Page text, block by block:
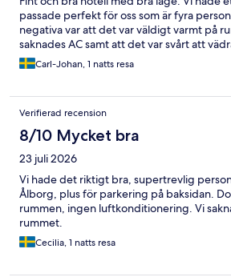
passade perfekt för oss som är fyra
negativa var att det var väldigt varmt på
saknades AC samt att det var svårt att
Carl-Johan, 1 natts resa
Verifierad recension
8/10 Mycket bra
23 juli 2026
Vi hade det riktigt bra, supertrevlig
Ålborg, plus för parkering på baksidan.
rummen, ingen luftkonditionering. Vi
rummet.
Cecilia, 1 natts resa